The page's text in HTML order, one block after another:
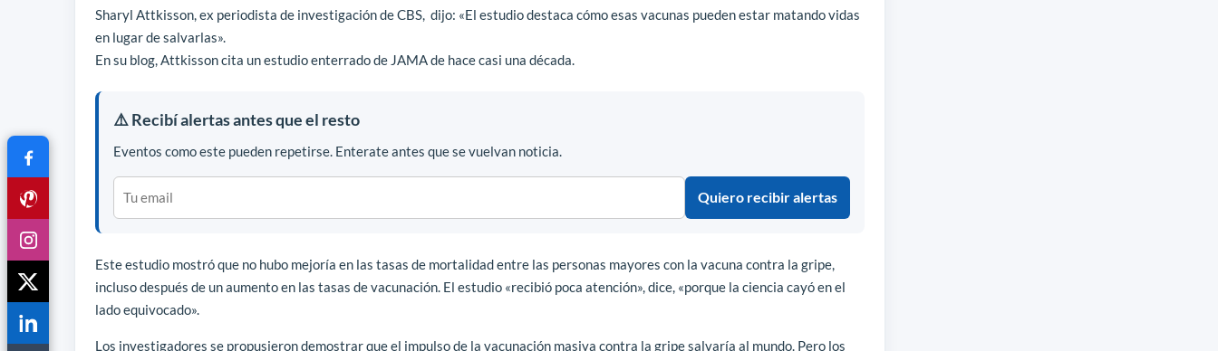
Sharyl Attkisson, ex periodista de investigación de CBS, dijo: «El estudio destaca cómo esas vacunas pueden estar matando vidas
en lugar de salvarlas».
En su blog, Attkisson cita un estudio enterrado de JAMA de hace casi una década.
⚠️ Recibí alertas antes que el resto
Eventos como este pueden repetirse. Enterate antes que se vuelvan noticia.
Quiero recibir alertas
Este estudio mostró que no hubo mejoría en las tasas de mortalidad entre las personas mayores con la vacuna contra la gripe,
incluso después de un aumento en las tasas de vacunación. El estudio «recibió poca atención», dice, «porque la ciencia cayó en el
lado equivocado».
Los investigadores se propusieron demostrar que el impulso de la vacunación masiva contra la gripe salvaría al mundo. Pero los